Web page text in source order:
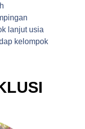
lanjut usia
kelompok